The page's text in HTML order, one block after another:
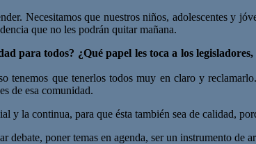
Necesitamos que nuestros niños, adolescentes y
que no les podrán quitar mañana.
todos? ¿Qué papel les toca a los legisladores,
que tenerlos todos muy en claro y
de esa comunidad.
la continua, para que ésta también sea de calidad,
poner temas en agenda, ser un instrumento de